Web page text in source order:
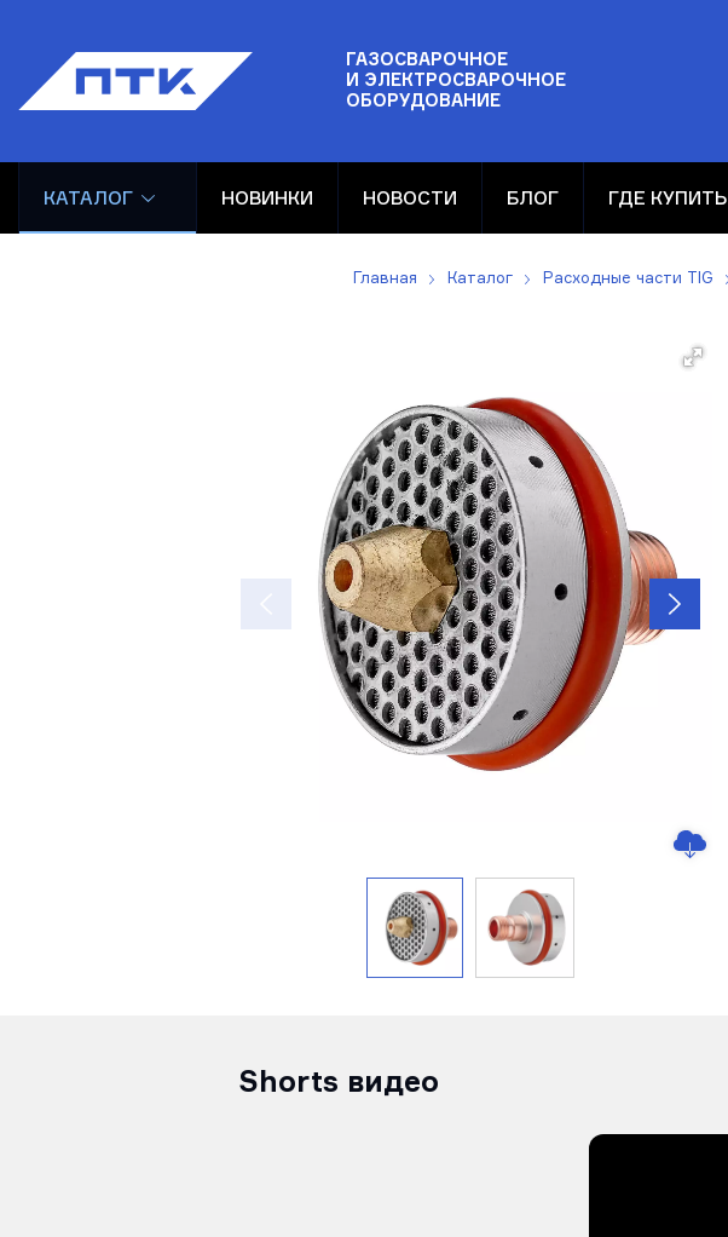
ГАЗОСВАРОЧНОЕ
И ЭЛЕКТРОСВАРОЧНОЕ
ОБОРУДОВАНИЕ
КАТАЛОГ НОВИНКИ НОВОСТИ БЛОГ ГДЕ КУПИТЬ
Главная Каталог Расходные части TIG
Shorts видео